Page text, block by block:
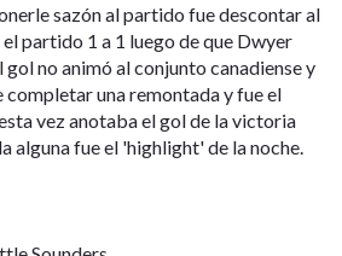
sazón al partido fue descontar al
partido 1 a 1 luego de que Dwyer
no animó al conjunto canadiense y
completar una remontada y fue el
vez anotaba el gol de la victoria
alguna fue el 'highlight' de la noche.